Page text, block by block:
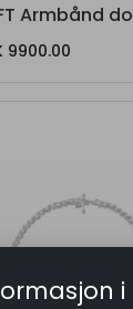
Armbånd
9900.00